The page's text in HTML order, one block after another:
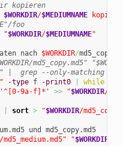
kopieren
$WORKDIR/$MEDIUMNAME
foo
"$WORKDIR/$MEDIUMNAME"
nach $WORKDIR/
md5_copy.md5"
|  grep --only-matching
-type f -print0 while
'^[0-9a-f]*' >> "$WORKDIR/
sort > "$WORKDIR/
und md5_copy.md5
md5_medium.md5" "$WORKDIR